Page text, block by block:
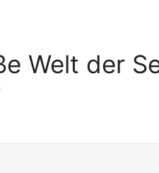
Welt der